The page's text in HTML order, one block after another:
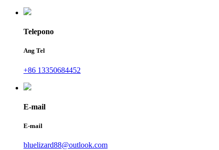
Telepono
Ang Tel
+86 13350684452
E-mail
E-mail
bluelizard88@outlook.com